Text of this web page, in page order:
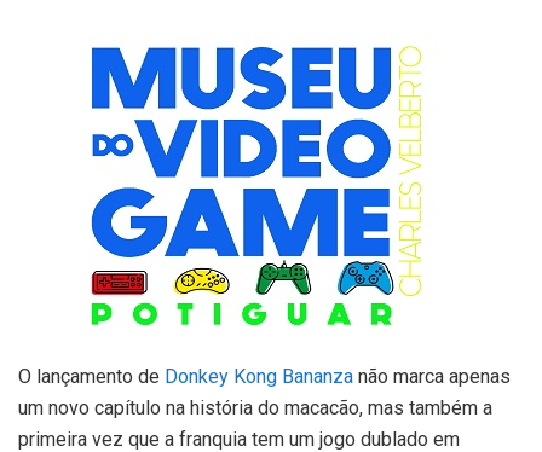
O lançamento de Donkey Kong Bananza não marca apenas
um novo capítulo na história do macacão, mas também a
primeira vez que a franquia tem um jogo dublado em